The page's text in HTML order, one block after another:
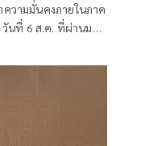
วามมั่นคงภายในภาค
วันที่ 6 ส.ค. ที่ผ่านมา